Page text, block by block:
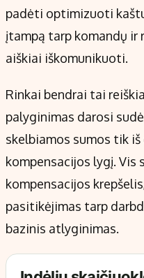
padėti optimizuoti
įtampą tarp komandų ir
aiškiai iškomunikuoti.
Rinkai bendrai tai
palyginimas darosi
skelbiamos sumos tik
kompensacijos lygį. Vis
kompensacijos
pasitikėjimas tarp
bazinis atlyginimas.